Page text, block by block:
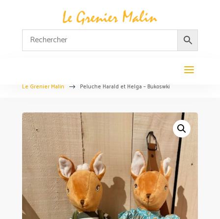
Le Grenier Malin $ Peluche Harald et Helga – Bukoswki